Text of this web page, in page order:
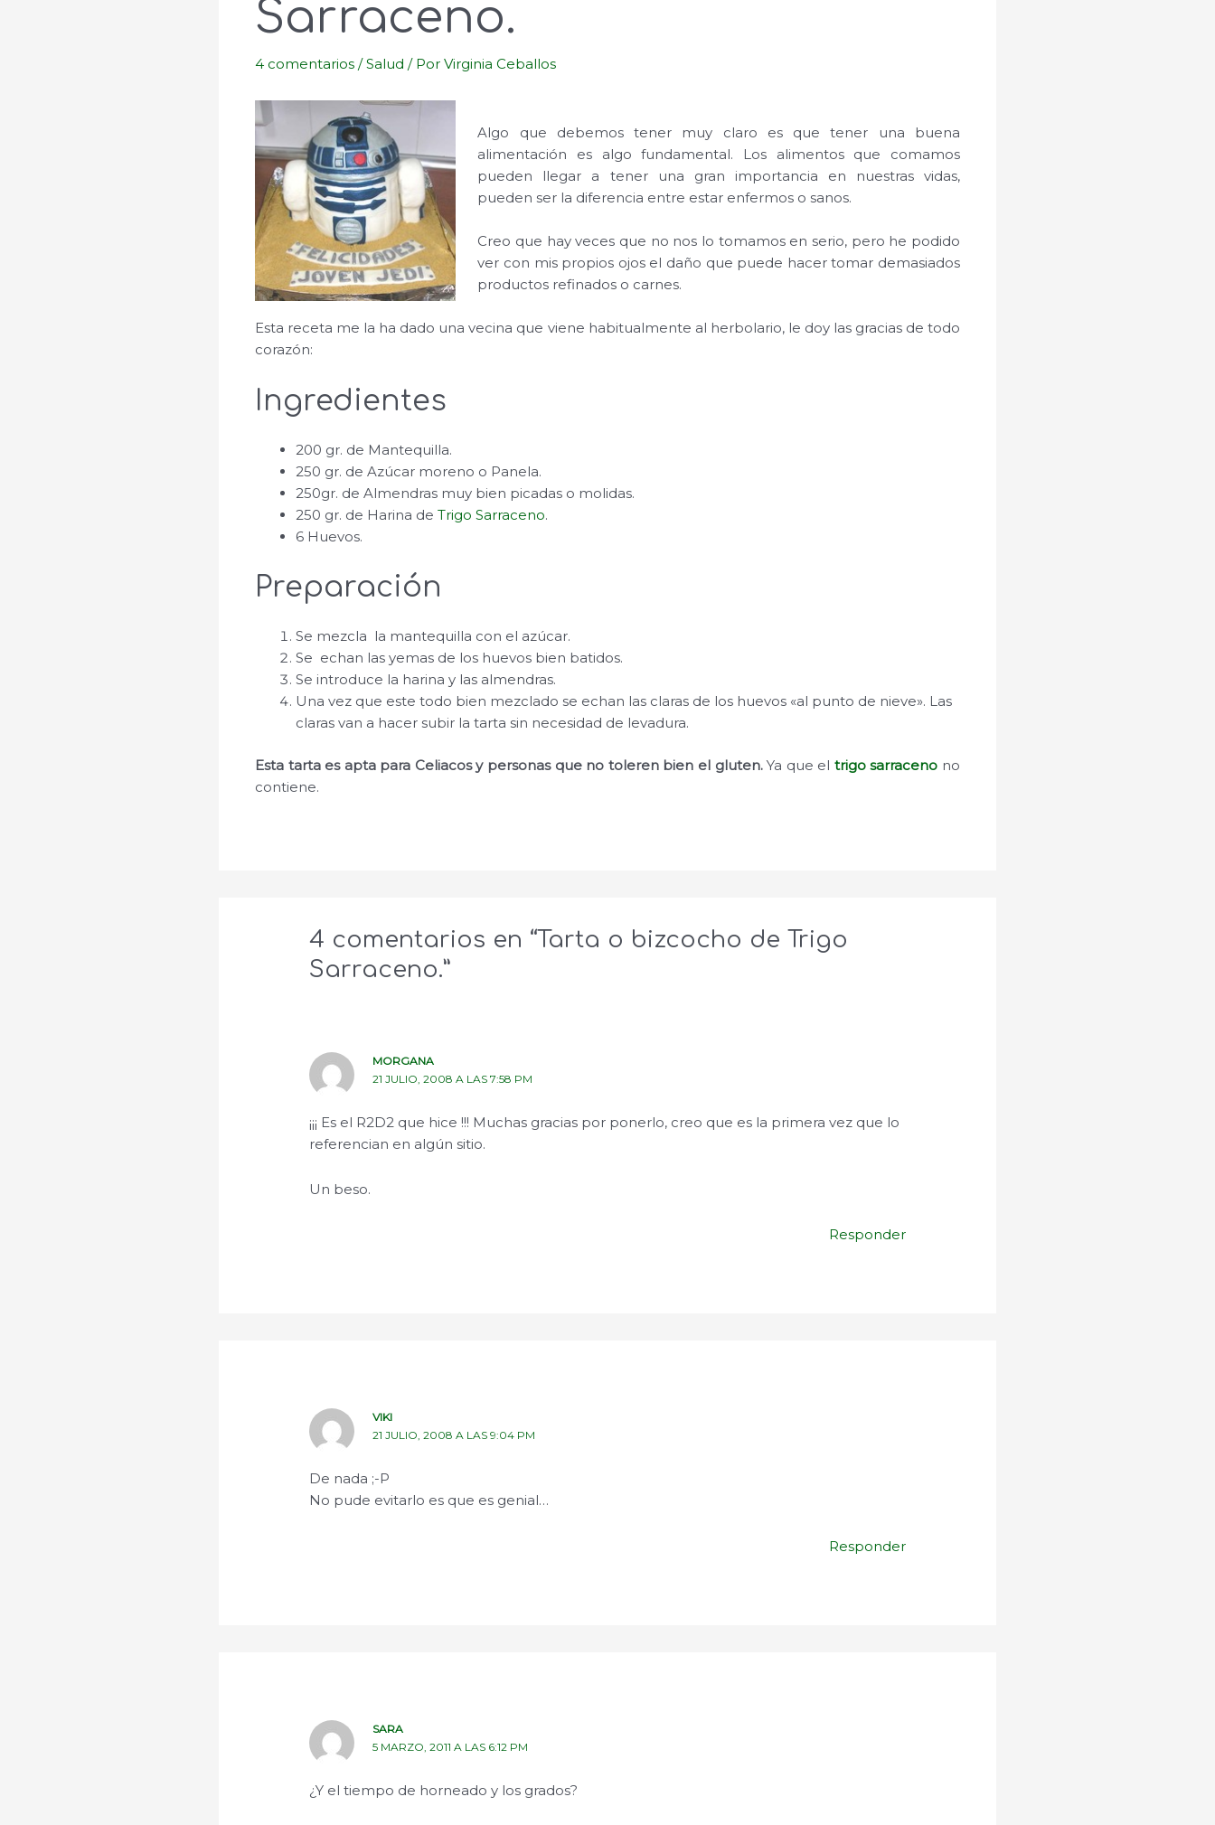
Sarraceno.
4 comentarios /Salud / PorVirginia Ceballos
Algo que debemos tener muy claro es que tener una buena
alimentación es algo fundamental. Los alimentos que comamos
pueden llegar a tener una gran importancia en nuestras vidas,
pueden ser la diferencia entre estar enfermos o sanos.
Creo que hay veces que no nos lo tomamos en serio, pero he podido
ver con mis propios ojos el daño que puede hacer tomar demasiados
productos refinados o carnes.
Esta receta me la ha dado una vecina que viene habitualmente al herbolario, le doy las gracias de todo
corazón:
Ingredientes
200 gr. de Mantequilla.
250 gr. de Azúcar moreno o Panela.
250gr. de Almendras muy bien picadas o molidas.
250 gr. de Harina deTrigo Sarraceno.
6 Huevos.
Preparación
Se mezcla la mantequilla con el azúcar.
Se echan las yemas de los huevos bien batidos.
Se introduce la harina y las almendras.
Una vez que este todo bien mezclado se echan las claras de los huevos «al punto de nieve». Las
claras van a hacer subir la tarta sin necesidad de levadura.
Esta tarta es apta para Celiacos y personas que no toleren bien el gluten.Ya que el trigo sarraceno no
contiene.
4 comentarios en “Tarta o bizcocho de Trigo
Sarraceno.”
MORGANA
21 JULIO, 2008 A LAS 7:58 PM
¡¡¡ Es el R2D2 que hice !!! Muchas gracias por ponerlo, creo que es la primera vez que lo
referencian en algún sitio.
Un beso.
Responder
VIKI
21 JULIO, 2008 A LAS 9:04 PM
De nada ;-P
No pude evitarlo es que es genial…
Responder
SARA
5 MARZO, 2011 A LAS 6:12 PM
¿Y el tiempo de horneado y los grados?